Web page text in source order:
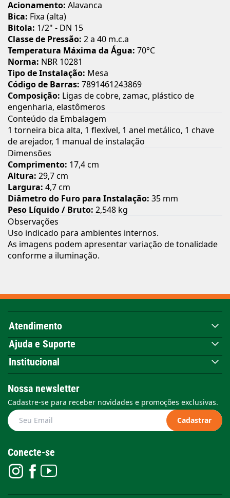
Acionamento: Alavanca
Bica: Fixa (alta)
Bitola: 1/2" - DN 15
Classe de Pressão: 2 a 40 m.c.a
Temperatura Máxima da Água: 70°C
Norma: NBR 10281
Tipo de Instalação: Mesa
Código de Barras: 7891461243869
Composição: Ligas de cobre, zamac, plástico de
engenharia, elastômeros
Conteúdo da Embalagem
1 torneira bica alta, 1 flexível, 1 anel metálico, 1 chave
de arejador, 1 manual de instalação
Dimensões
Comprimento: 17,4 cm
Altura: 29,7 cm
Largura: 4,7 cm
Diâmetro do Furo para Instalação: 35 mm
Peso Líquido / Bruto: 2,548 kg
Observações
Uso indicado para ambientes internos.
As imagens podem apresentar variação de tonalidade
conforme a iluminação.
Atendimento
Ajuda e Suporte
Institucional
Nossa newsletter
Cadastre-se para receber novidades e promoções exclusivas.
Cadastrar
Conecte-se